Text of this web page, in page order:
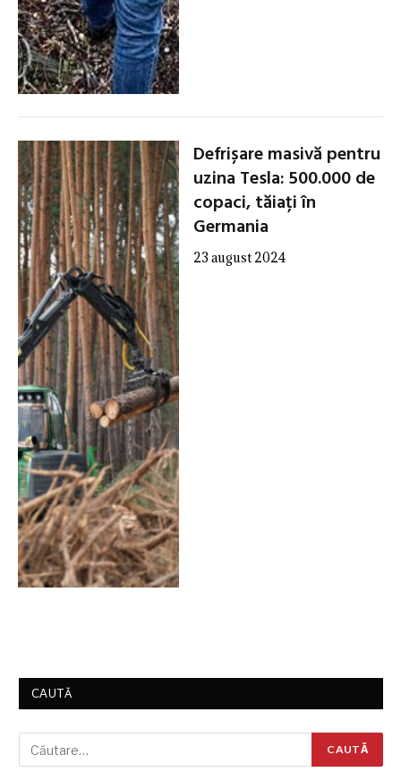
Defrișare masivă pentru
uzina Tesla: 500.000 de
copaci, tăiați în
Germania
23 august 2024
CAUTĂ